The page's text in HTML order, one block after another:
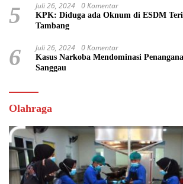
5 Juli 26, 2024 0 Komentar
KPK: Diduga ada Oknum di ESDM
Tambang
6 Juli 26, 2024 0 Komentar
Kasus Narkoba Mendominasi
Sanggau
Olahraga